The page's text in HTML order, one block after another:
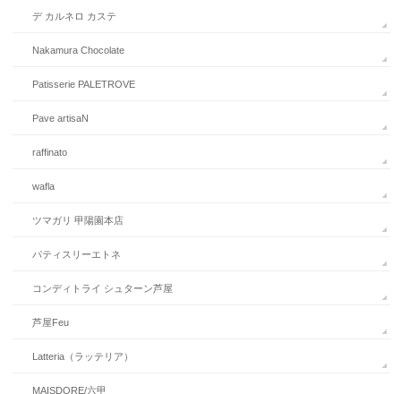
デ カルネロ カステ
Nakamura Chocolate
Patisserie PALETROVE
Pave artisaN
raffinato
wafla
ツマガリ 甲陽園本店
パティスリーエトネ
コンディトライ シュターン芦屋
芦屋Feu
Latteria（ラッテリア）
MAISDORE/六甲